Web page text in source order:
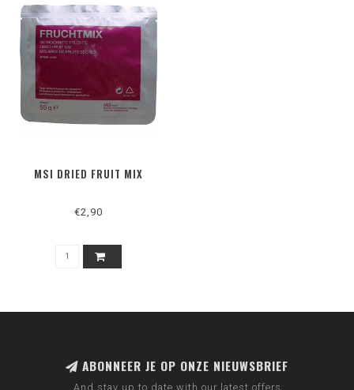
MSI DRIED FRUIT MIX
€2,90
ABONNEER JE OP ONZE NIEUWSBRIEF
And stay up to date with our latest offers